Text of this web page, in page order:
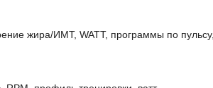
жира/ИМТ, WATT, программы по пульсу,